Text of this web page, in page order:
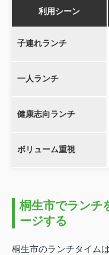
利用シーン
子連れランチ
一人ランチ
健康志向ランチ
ボリューム重視
桐生市でランチ
ージする
桐生市のランチタイム